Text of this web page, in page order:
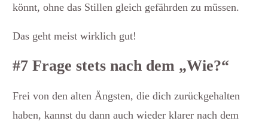
könnt, ohne das Stillen gleich gefährden zu müssen.
Das geht meist wirklich gut!
#7 Frage stets nach dem „Wie?“
Frei von den alten Ängsten, die dich zurückgehalten
haben, kannst du dann auch wieder klarer nach dem